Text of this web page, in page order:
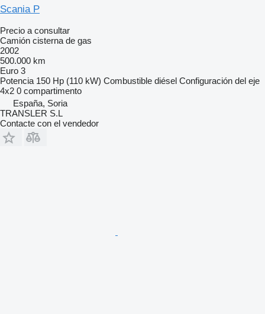
Scania P
Precio a consultar
Camión cisterna de gas
2002
500.000 km
Euro 3
Potencia 150 Hp (110 kW) Combustible diésel Configuración del eje
4x2 0 compartimento
España, Soria
TRANSLER S.L
Contacte con el vendedor